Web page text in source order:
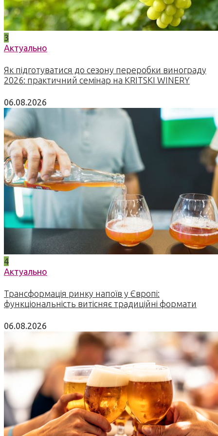
3
Актуально
Як підготуватися до сезону переробки винограду
2026: практичний семінар на KRITSKI WINERY
06.08.2026
4
Актуально
Трансформація ринку напоїв у Європі:
функціональність витісняє традиційні формати
06.08.2026